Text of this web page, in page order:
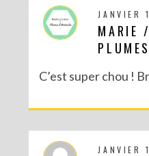
JANVIER
MARIE
PLUMES
C’est super chou !
JANVIER